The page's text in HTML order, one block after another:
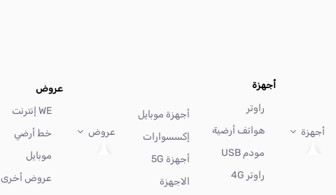
أجهزة
أجهزة
راوتر
هواتف أرضية
مودم USB
راوتر 4G
أجهزة موبايل
إكسسوارات
أجهزة 5G
الاجهزة
عروض
عروض
WE إنترنت
خط أرضي
موبايل
عروض أخرى